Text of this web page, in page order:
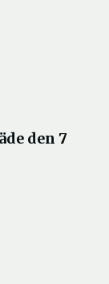
den 7